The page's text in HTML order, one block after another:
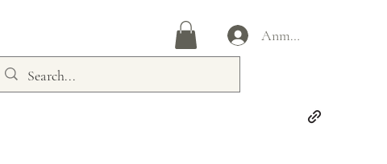
Anmelden